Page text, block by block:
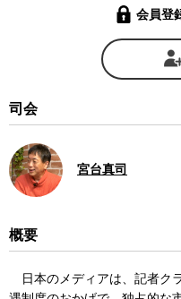
会員登
司会
宮台真司
概要
日本のメディアは、記者ク